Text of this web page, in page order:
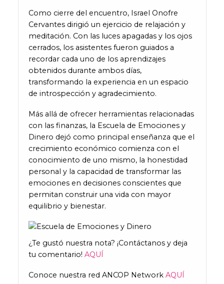
Como cierre del encuentro, Israel Onofre
Cervantes dirigió un ejercicio de relajación y
meditación. Con las luces apagadas y los ojos
cerrados, los asistentes fueron guiados a
recordar cada uno de los aprendizajes
obtenidos durante ambos días,
transformando la experiencia en un espacio
de introspección y agradecimiento.
Más allá de ofrecer herramientas relacionadas
con las finanzas, la Escuela de Emociones y
Dinero dejó como principal enseñanza que el
crecimiento económico comienza con el
conocimiento de uno mismo, la honestidad
personal y la capacidad de transformar las
emociones en decisiones conscientes que
permitan construir una vida con mayor
equilibrio y bienestar.
¿Te gustó nuestra nota? ¡Contáctanos y deja
tu comentario! AQUÍ
Conoce nuestra red ANCOP Network AQUÍ